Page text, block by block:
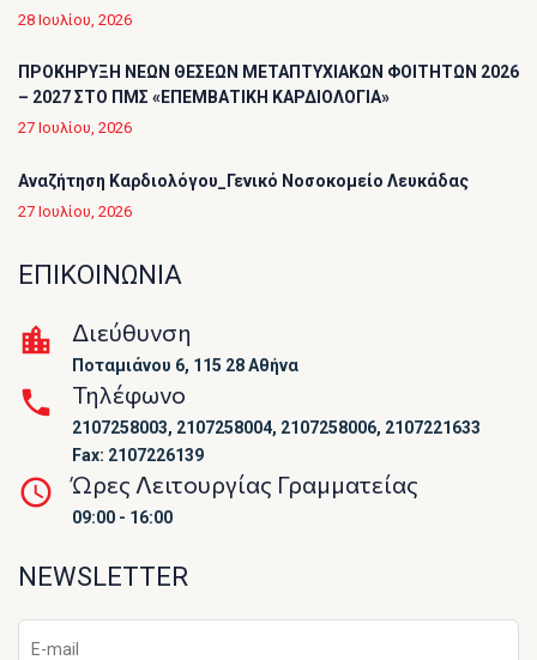
28 Ιουλίου, 2026
ΠΡΟΚΗΡΥΞΗ ΝΕΩΝ ΘΕΣΕΩΝ ΜΕΤΑΠΤΥΧΙΑΚΩΝ ΦΟΙΤΗΤΩΝ 2026
– 2027 ΣΤΟ ΠΜΣ «ΕΠΕΜΒΑΤΙΚΗ ΚΑΡΔΙΟΛΟΓΙΑ»
27 Ιουλίου, 2026
Αναζήτηση Καρδιολόγου_Γενικό Νοσοκομείο Λευκάδας
27 Ιουλίου, 2026
ΕΠΙΚΟΙΝΩΝΙΑ
Διεύθυνση
Ποταμιάνου 6, 115 28 Αθήνα
Τηλέφωνο
2107258003, 2107258004, 2107258006, 2107221633
Fax: 2107226139
Ώρες Λειτουργίας Γραμματείας
09:00 - 16:00
NEWSLETTER